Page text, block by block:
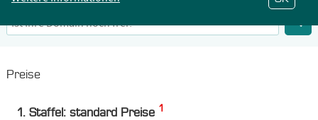
Preise
1. Staffel: standard Preise 1